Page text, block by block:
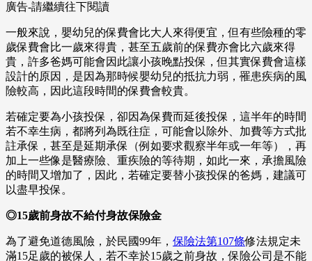
廣告-請繼續往下閱讀
一般來說，嬰幼兒的保費會比大人來得便宜，但有些險種的零
歲保費會比一歲來得貴，甚至五歲前的保費亦會比六歲來得
貴，許多爸媽可能會因此讓小孩晚點投保，但其實保費會這樣
設計的原因，是因為那時候嬰幼兒的抵抗力弱，罹患疾病的風
險較高，因此這段時間的保費會較貴。
若確定要為小孩投保，卻因為保費而延後投保，這半年的時間
若不幸生病，都將列為既往症，可能會以除外、加費等方式批
註承保，甚至是延期承保（例如要求觀察半年或一年等），再
加上一些像是醫療險、重疾險的等待期，如此一來，承擔風險
的時間又增加了，因此，若確定要替小孩投保的爸媽，建議可
以盡早投保。
◎15歲前身故不給付身故保險金
為了避免道德風險，於民國99年， 保險法第107條修法規定未
滿15足歲的被保人，若不幸於15歲之前身故，保險公司是不能